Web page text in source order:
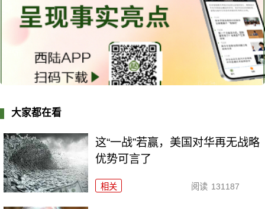
大家都在看
这“一战”若赢，美国对华再无战略
优势可言了
相关 阅读 131187